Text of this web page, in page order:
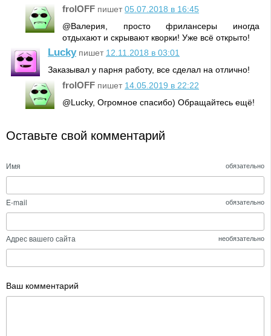
frolOFF пишет 05.07.2018 в 16:45
@Валерия, просто фрилансеры иногда
отдыхают и скрывают кворки! Уже всё открыто!
Luckyпишет 12.11.2018 в 03:01
Заказывал у парня работу, все сделал на отлично!
frolOFF пишет 14.05.2019 в 22:22
@Lucky, Огромное спасибо) Обращайтесь ещё!
Оставьте свой комментарий
Имя обязательно
E-mail обязательно
Адрес вашего сайта необязательно
Ваш комментарий